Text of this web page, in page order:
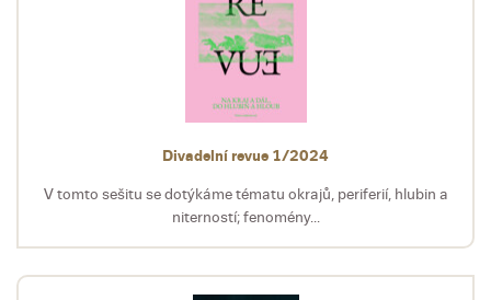
Divadelní revue 1/2024
V tomto sešitu se dotýkáme tématu okrajů, periferií, hlubin a
niterností; fenomény...